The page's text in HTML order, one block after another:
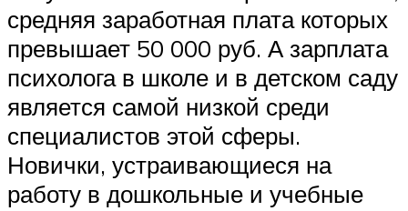
средняя заработная плата которых
превышает 50 000 руб. А зарплата
психолога в школе и в детском саду
является самой низкой среди
специалистов этой сферы.
Новички, устраивающиеся на
работу в дошкольные и учебные